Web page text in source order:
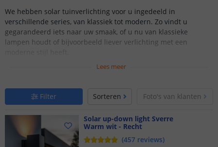
We hebben solar tuinverlichting voor u ingedeeld in
verschillende series, van klassiek tot modern. Zo vindt u
gegarandeerd iets naar uw smaak, of u nu van klassieke
lampen houdt of bijvoorbeeld liever verlichting met een
Moderne serie: strak en functioneel
Op zonne-energie, dus geen losse kabels
Lees meer
Filter Sorteren Foto's van klanten
Solar up-down light Sverre
Warm wit - Recht
(457 reviews)